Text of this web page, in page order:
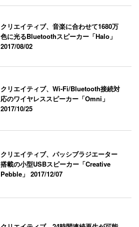
クリエイティブ、音楽に合わせて1680万
色に光るBluetoothスピーカー「Halo」
2017/08/02
クリエイティブ、Wi-Fi/Bluetooth接続対
応のワイヤレススピーカー「Omni」
2017/10/25
クリエイティブ、パッシブラジエーター
搭載の小型USBスピーカー「Creative
Pebble」2017/12/07